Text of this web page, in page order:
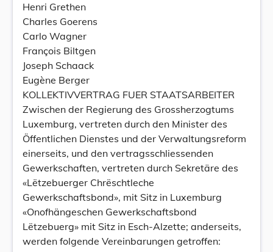
Henri Grethen
Charles Goerens
Carlo Wagner
François Biltgen
Joseph Schaack
Eugène Berger
KOLLEKTIVVERTRAG FUER STAATSARBEITER
Zwischen der Regierung des Grossherzogtums
Luxemburg, vertreten durch den Minister des
Öffentlichen Dienstes und der Verwaltungsreform
einerseits, und den vertragsschliessenden
Gewerkschaften, vertreten durch Sekretäre des
«Lëtzebuerger Chrëschtleche
Gewerkschaftsbond», mit Sitz in Luxemburg
«Onofhängeschen Gewerkschaftsbond
Lëtzebuerg» mit Sitz in Esch-Alzette; anderseits,
werden folgende Vereinbarungen getroffen: